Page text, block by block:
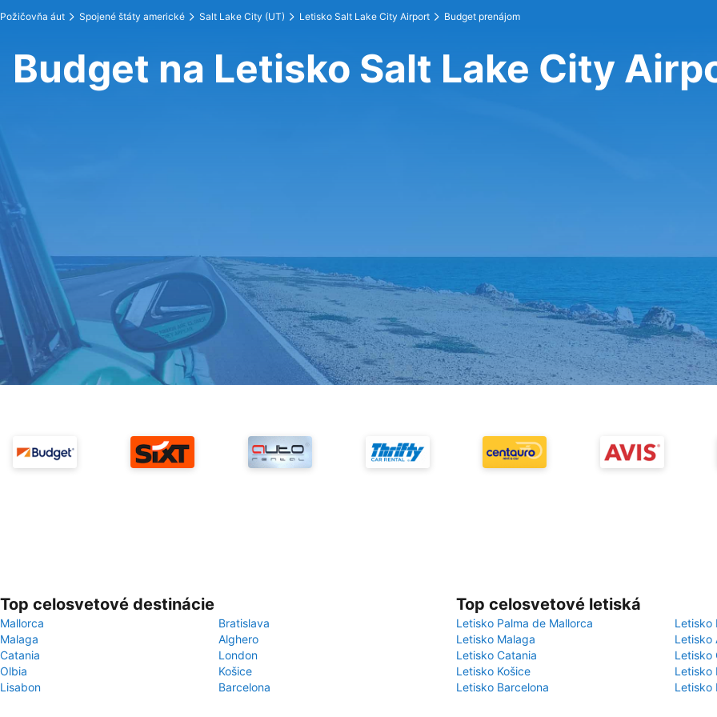
Požičovňa áut Spojené štáty americké Salt Lake City (UT) Letisko Salt Lake City Airport Budget prenájom
Budget na Letisko Salt Lake City
Top celosvetové destinácie
Mallorca
Bratislava
Malaga
Alghero
Catania
London
Olbia
Košice
Lisabon
Barcelona
Top celosvetové letiská
Letisko Palma de Mallorca
Letisko
Letisko Malaga
Letisko
Letisko Catania
Letisko
Letisko Košice
Letisko
Letisko Barcelona
Letisko